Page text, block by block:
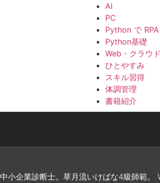
AI
PC
Python で RPA
Python基礎
Web・クラウ
ひとやすみ
スキル習得
体調管理
書籍紹介
中小企業診断士。草月流いけばな4級師範。